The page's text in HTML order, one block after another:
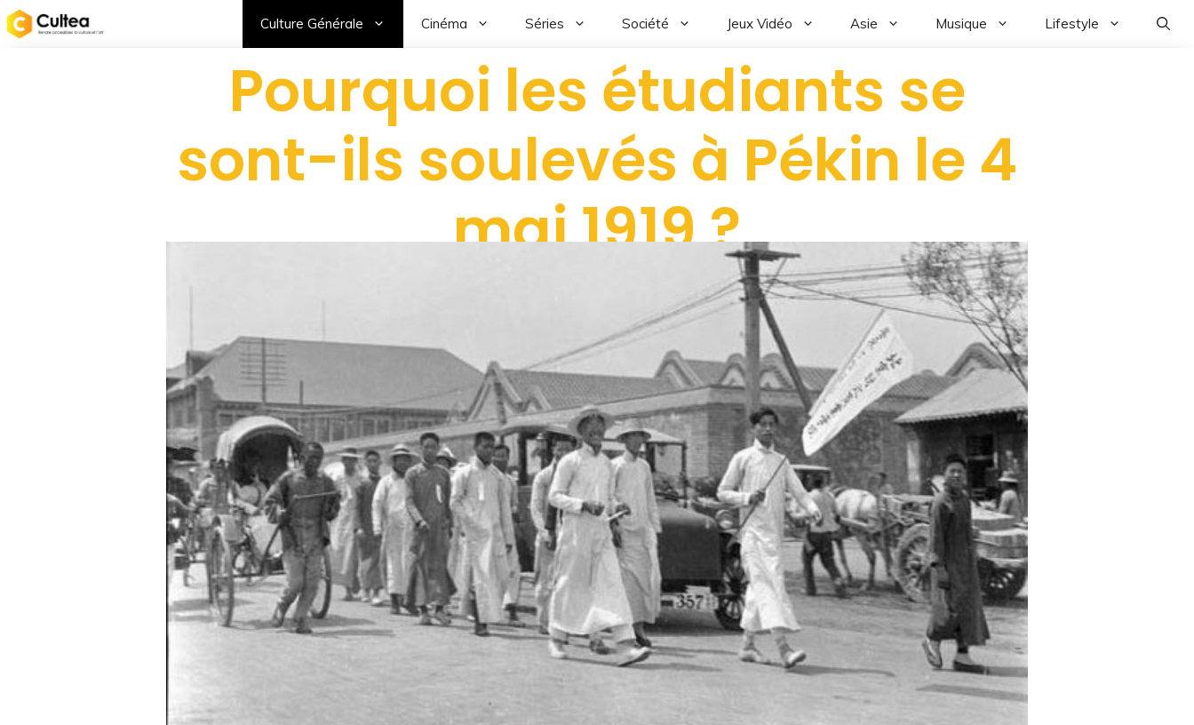
Culture Générale Cinéma Séries Société Jeux Vidéo Asie Musique Lifestyle
Pourquoi les étudiants se
sont-ils soulevés à Pékin le 4
mai 1919 ?